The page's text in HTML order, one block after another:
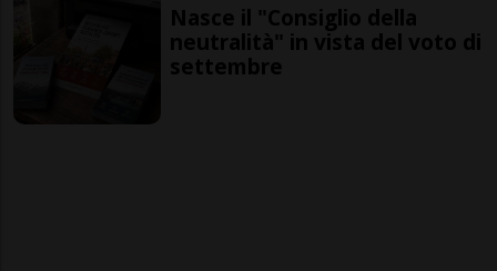
Nasce il "Consiglio della
neutralità" in vista del voto di
settembre